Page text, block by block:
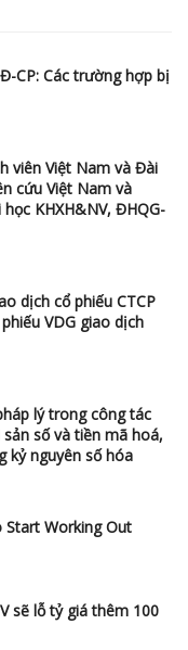
CP: Các trường hợp bị
viên Việt Nam và Đài
cứu Việt Nam và
KHXH&NV, ĐHQG-
dịch cổ phiếu CTCP
VDG giao dịch
lý trong công tác
số và tiền mã hoá,
kỷ nguyên số hóa
Start Working Out
sẽ lỗ tỷ giá thêm 100